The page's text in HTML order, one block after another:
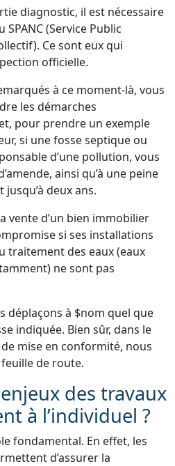
diagnostic, il est nécessaire
(Service Public
Ce sont eux qui
officielle.
à ce moment-là, vous
les démarches
pour prendre un exemple
si une fosse septique ou
d’une pollution, vous
ainsi qu’à une peine
deux ans.
vente d’un bien immobilier
si ses installations
traitement des eaux (eaux
ne sont pas
déplaçons à $nom quel que
indiquée. Bien sûr, dans le
mise en conformité, nous
de route.
des travaux
à l’individuel ?
fondamental. En effet, les
d’assurer la